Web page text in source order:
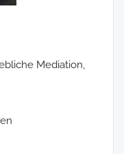
Mediation,